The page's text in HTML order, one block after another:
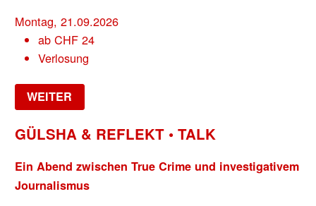
Montag, 21.09.2026
ab CHF24
Verlosung
WEITER
GÜLSHA & REFLEKT • TALK
Ein Abend zwischen True Crime und investigativem
Journalismus